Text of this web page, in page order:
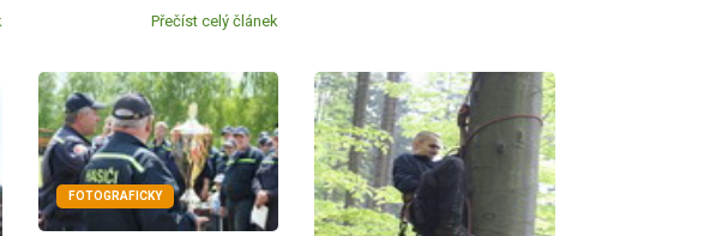
Přečíst celý článek
FOTOGRAFICKY